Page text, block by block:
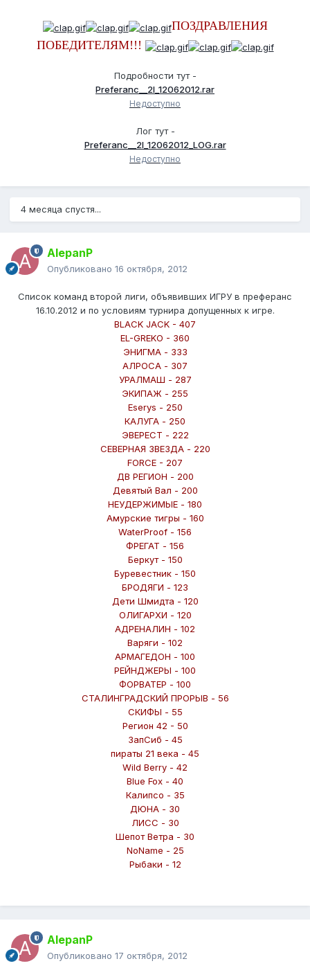
ПОЗДРАВЛЕНИЯ
ПОБЕДИТЕЛЯМ!!!
Подробности тут -
Preferanc__2l_12062012.rar
Недоступно
Лог тут -
Preferanc__2l_12062012_LOG.rar
Недоступно
4 месяца спустя...
AlepanP
Опубликовано 16 октября, 2012
Список команд второй лиги, объявивших ИГРУ в преферанс
16.10.2012 и по условиям турнира допущенных к игре.
BLACK JACK - 407
EL-GREKO - 360
ЭНИГМА - 333
АЛРОСА - 307
УРАЛМАШ - 287
ЭКИПАЖ - 255
Eserys - 250
КАЛУГА - 250
ЭВЕРЕСТ - 222
СЕВЕРНАЯ ЗВЕЗДА - 220
FORCE - 207
ДВ РЕГИОН - 200
Девятый Вал - 200
НЕУДЕРЖИМЫЕ - 180
Амурские тигры - 160
WaterProof - 156
ФРЕГАТ - 156
Беркут - 150
Буревестник - 150
БРОДЯГИ - 123
Дети Шмидта - 120
ОЛИГАРХИ - 120
АДРЕНАЛИН - 102
Варяги - 102
АРМАГЕДОН - 100
РЕЙНДЖЕРЫ - 100
ФОРВАТЕР - 100
СТАЛИНГРАДСКИЙ ПРОРЫВ - 56
СКИФЫ - 55
Регион 42 - 50
ЗапСиб - 45
пираты 21 века - 45
Wild Berry - 42
Blue Fox - 40
Калипсо - 35
ДЮНА - 30
ЛИСС - 30
Шепот Ветра - 30
NoName - 25
Рыбаки - 12
AlepanP
Опубликовано 17 октября, 2012